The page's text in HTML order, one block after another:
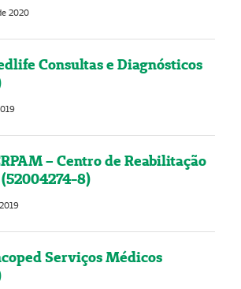
2020
Consultas e Diagnósticos
– Centro de Reabilitação
8)
Serviços Médicos